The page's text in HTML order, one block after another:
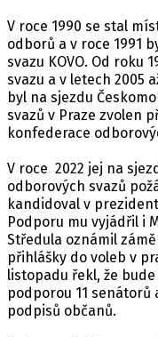
V roce 1990 se stal
odborů a v roce 1991
svazu KOVO. Od roku
svazu a v letech 2005
byl na sjezdu
svazů v Praze zvolen
konfederace
V roce 2022 jej na
odborových svazů
kandidoval v
Podporu mu vyjádřil i
Středula oznámil
přihlášky do voleb v
listopadu řekl, že
podporou 11 senátorů
podpisů občanů.